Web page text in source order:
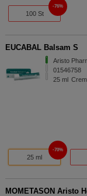
100 St
76%
EUCABAL Balsam S
Aristo
01546758
25 ml
25 ml
70%
MOMETASON Aristo